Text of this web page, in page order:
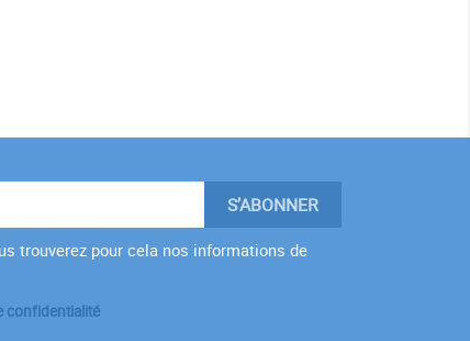
trouverez pour cela nos informations de
confidentialité